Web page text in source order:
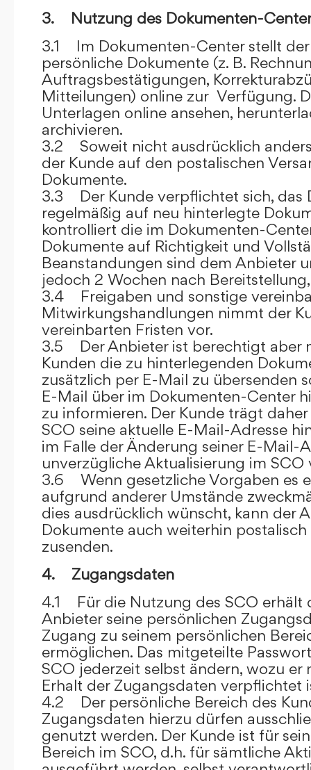
3. Nutzung des Dokumenten-
3.1 Im Dokumenten-Center stellt
persönliche Dokumente (z. B.
Auftragsbestätigungen,
Mitteilungen) online zur Verfügung.
Unterlagen online ansehen,
archivieren.
3.2 Soweit nicht ausdrücklich
der Kunde auf den postalischen
Dokumente.
3.3 Der Kunde verpflichtet sich, das
regelmäßig auf neu hinterlegte
kontrolliert die im Dokumenten-
Dokumente auf Richtigkeit und
Beanstandungen sind dem Anbieter
jedoch 2 Wochen nach
3.4 Freigaben und sonstige
Mitwirkungshandlungen nimmt der
vereinbarten Fristen vor.
3.5 Der Anbieter ist berechtigt aber
Kunden die zu hinterlegenden
zusätzlich per E-Mail zu übersenden
E-Mail über im Dokumenten-Center
zu informieren. Der Kunde trägt
SCO seine aktuelle E-Mail-Adresse
im Falle der Änderung seiner E-Mail-
unverzügliche Aktualisierung im SCO
3.6 Wenn gesetzliche Vorgaben es
aufgrund anderer Umstände
dies ausdrücklich wünscht, kann der
Dokumente auch weiterhin
zusenden.
4. Zugangsdaten
4.1 Für die Nutzung des SCO erhält
Anbieter seine persönlichen
Zugang zu seinem persönlichen
ermöglichen. Das mitgeteilte
SCO jederzeit selbst ändern, wozu er
Erhalt der Zugangsdaten verpflichtet
4.2 Der persönliche Bereich des
Zugangsdaten hierzu dürfen
genutzt werden. Der Kunde ist für
Bereich im SCO, d.h. für sämtliche